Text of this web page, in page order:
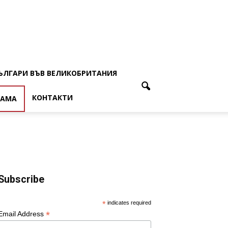
ВЪВ ВЕЛИКОБРИТАНИЯ
КОНТАКТИ
* indicates required
Address *